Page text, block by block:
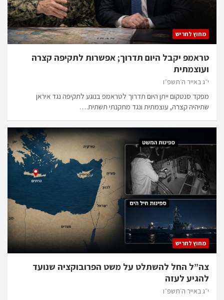
מחוץ לחריש
טראמפ יקבל היום תדרוך; אפשרות לתקיפה קצרה
ועוצמתית
י״ג באייר ה׳תשפ״ו
מפקד סנטקום ייתן היום תדרוך לטראמפ בנוגע לתקיפה נגד איראן
שתיהיה קצרה, עוצמתית ונגד מתקנתי תשתית.…
מחוץ לחריש
צה”ל החל להשתלט על משט הפרובוקציה שנועד
להגיע לעזה
י״ג באייר ה׳תשפ״ו